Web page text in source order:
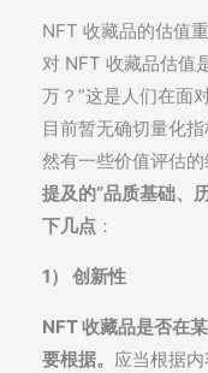
NFT 收藏品的估值
对 NFT 收藏品估值
万？”这是人们在面
目前暂无确切量化
然有一些价值评估的
提及的“品质基础、
下几点 ：
1） 创新性
NFT收藏品是否在
要根据。 应当根据